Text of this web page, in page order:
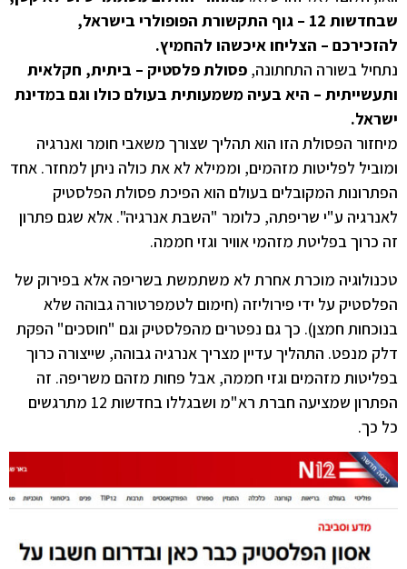
שבחדשות 12 – גוף התקשורת הפופולרי בישראל,
להזכירכם – הצליחו איכשהו להחמיץ.
נתחיל בשורה התחתונה, פסולת פלסטיק – ביתית, חקלאית
ותעשייתית – היא בעיה משמעותית בעולם כולו וגם במדינת
ישראל.
מיחזור הפסולת הזו הוא תהליך שצורך משאבי חומר ואנרגיה
ומוביל לפליטות מזהמים, וממילא לא את כולה ניתן למחזר. אחד
הפתרונות המקובלים בעולם הוא הפיכת פסולת הפלסטיק
לאנרגיה ע"י שריפתה, כלומר "השבת אנרגיה". אלא שגם פתרון
זה כרוך בפליטת מזהמי אוויר וגזי חממה.
טכנולוגיה מוכרת אחרת לא משתמשת בשריפה אלא בפירוק של
הפלסטיק על ידי פירוליזה (חימום לטמפרטורה גבוהה שלא
בנוכחות חמצן). כך גם נפטרים מהפלסטיק וגם "חוסכים" הפקת
דלק מנפט. התהליך עדיין מצריך אנרגיה גבוהה, שייצורה כרוך
בפליטות מזהמים וגזי חממה, אבל פחות מזהם משריפה. זה
הפתרון שמציעה חברת רא"מ ושבגללו בחדשות 12 מתרגשים
כל כך.